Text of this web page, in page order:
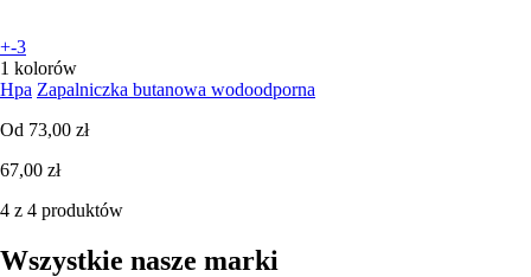
+-3
1 kolorów
Hpa Zapalniczka butanowa wodoodporna
Od 73,00 zł
67,00 zł
4 z 4 produktów
Wszystkie nasze marki